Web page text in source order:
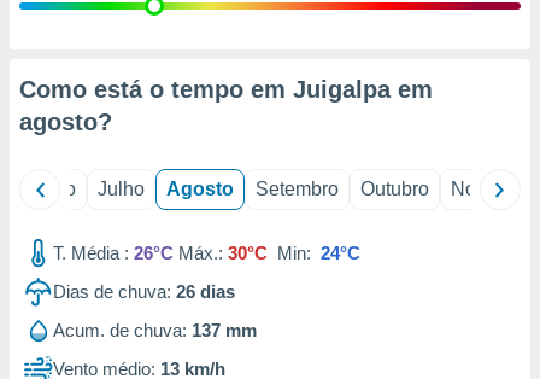
estudos
Como está o tempo em Juigalpa em
agosto?
Junho Julho Agosto Setembro Outubro Novembro
T. Média : 26°C Máx.: 30°C Min: 24°C
Dias de chuva: 26 dias
Acum. de chuva: 137 mm
Vento médio: 13 km/h